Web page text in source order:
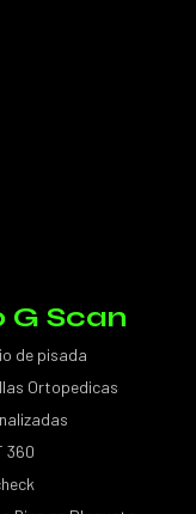
G Scan
de pisada
Ortopedicas
360